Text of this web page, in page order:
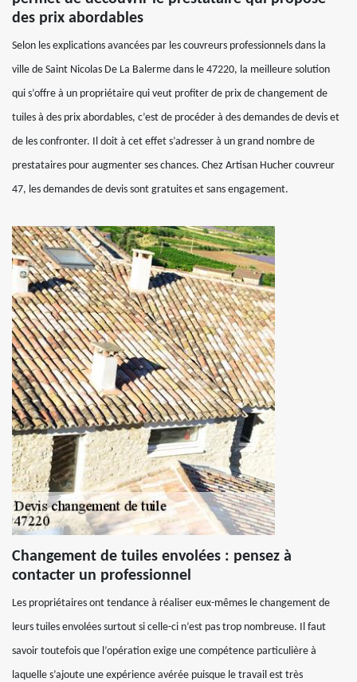
des prix abordables
Selon les explications avancées par les couvreurs professionnels dans la
ville de Saint Nicolas De La Balerme dans le 47220, la meilleure solution
qui s’offre à un propriétaire qui veut profiter de prix de changement de
tuiles à des prix abordables, c’est de procéder à des demandes de devis et
de les confronter. Il doit à cet effet s’adresser à un grand nombre de
prestataires pour augmenter ses chances. Chez Artisan Hucher couvreur
47, les demandes de devis sont gratuites et sans engagement.
Changement de tuiles envolées : pensez à
contacter un professionnel
Les propriétaires ont tendance à réaliser eux-mêmes le changement de
leurs tuiles envolées surtout si celle-ci n’est pas trop nombreuse. Il faut
savoir toutefois que l’opération exige une compétence particulière à
laquelle s’ajoute une expérience avérée puisque le travail est très